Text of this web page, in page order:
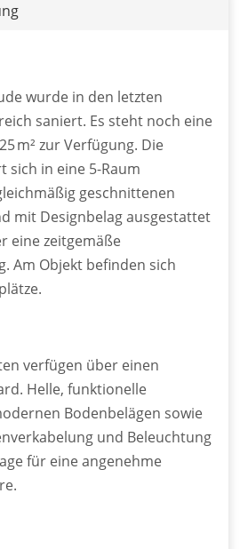
wurde in den letzten
saniert. Es steht noch eine
m² zur Verfügung. Die
sich in eine 5-Raum
geschnittenen
mit Designbelag ausgestattet
eine zeitgemäße
Am Objekt befinden sich
verfügen über einen
Helle, funktionelle
Bodenbelägen sowie
und Beleuchtung
für eine angenehme